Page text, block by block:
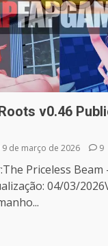
v0.46
9 de março de 2026 9
Priceless Beam
04/03/